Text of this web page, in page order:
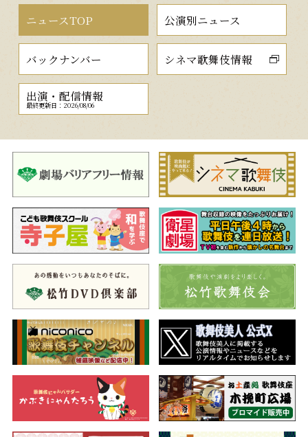
ニュースTOP 公演別ニュース
バックナンバー シネマ歌舞伎情報
出演・配信情報
最終更新日：2026/08/06